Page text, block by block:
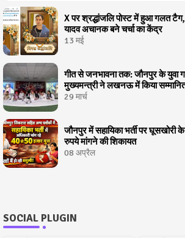
X पर श्रद्धांजलि पोस्ट में हुआ गलत
यादव अचानक बने चर्चा का केंद्र
13 मई
गीत से जनभावना तक: जौनपुर के युवा
मुख्यमन्त्री ने लखनऊ में किया
29 मार्च
जौनपुर में सहायिका भर्ती पर घूसखोरी
रुपये मांगने की शिकायत
08 अप्रैल
SOCIAL PLUGIN